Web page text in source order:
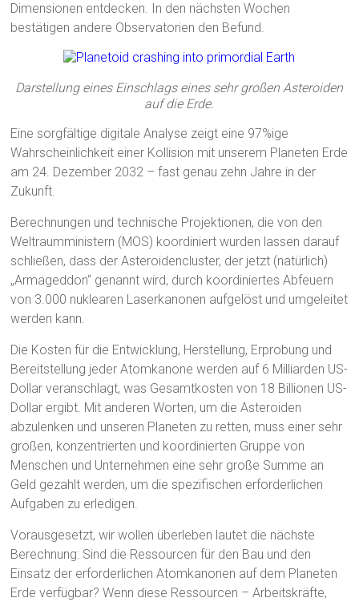
Dimensionen entdecken. In den nächsten Wochen
bestätigen andere Observatorien den Befund.
Darstellung eines Einschlags eines sehr großen Asteroiden
auf die Erde.
Eine sorgfältige digitale Analyse zeigt eine 97%ige
Wahrscheinlichkeit einer Kollision mit unserem Planeten Erde
am 24. Dezember 2032 – fast genau zehn Jahre in der
Zukunft.
Berechnungen und technische Projektionen, die von den
Weltraumministern (MOS) koordiniert wurden lassen darauf
schließen, dass der Asteroidencluster, der jetzt (natürlich)
„Armageddon“ genannt wird, durch koordiniertes Abfeuern
von 3.000 nuklearen Laserkanonen aufgelöst und umgeleitet
werden kann.
Die Kosten für die Entwicklung, Herstellung, Erprobung und
Bereitstellung jeder Atomkanone werden auf 6 Milliarden US-
Dollar veranschlagt, was Gesamtkosten von 18 Billionen US-
Dollar ergibt. Mit anderen Worten, um die Asteroiden
abzulenken und unseren Planeten zu retten, muss einer sehr
großen, konzentrierten und koordinierten Gruppe von
Menschen und Unternehmen eine sehr große Summe an
Geld gezahlt werden, um die spezifischen erforderlichen
Aufgaben zu erledigen.
Vorausgesetzt, wir wollen überleben lautet die nächste
Berechnung: Sind die Ressourcen für den Bau und den
Einsatz der erforderlichen Atomkanonen auf dem Planeten
Erde verfügbar? Wenn diese Ressourcen – Arbeitskräfte,